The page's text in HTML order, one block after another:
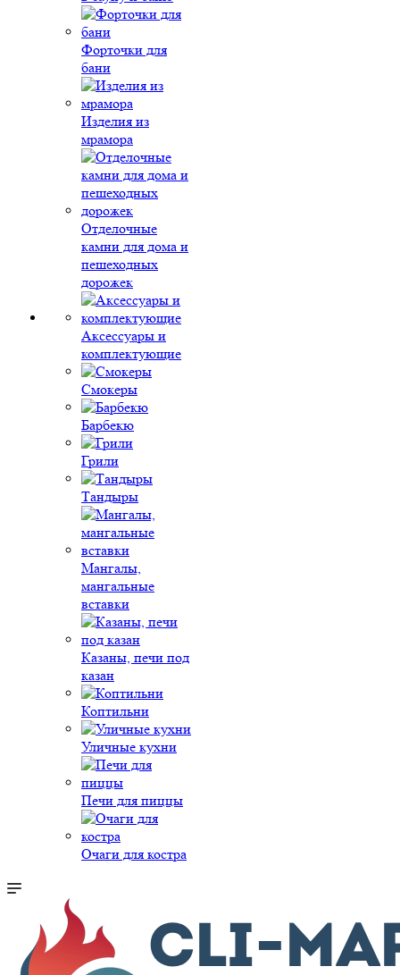
Форточки для
бани
Изделия из
мрамора
Отделочные
камни для дома и
пешеходных
дорожек
Аксессуары и
комплектующие
Смокеры
Барбекю
Грили
Тандыры
Мангалы,
мангальные
вставки
Казаны, печи под
казан
Коптильни
Уличные кухни
Печи для пиццы
Очаги для костра